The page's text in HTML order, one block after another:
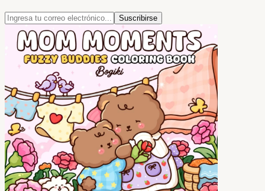
Suscribirse